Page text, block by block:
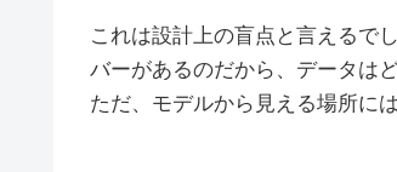
これは設計上の盲点と言えるでし
バーがあるのだから、データは
ただ、モデルから見える場所に